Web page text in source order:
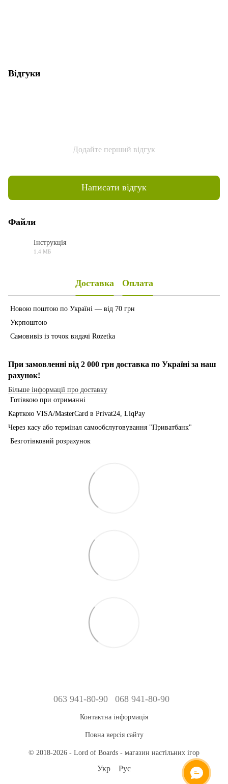
Відгуки
Додайте перший відгук
Написати відгук
Файли
Інструкція
1.4 МБ
Доставка Оплата
Новою поштою по Україні — від 70 грн
Укрпоштою
Самовивіз із точок видачі Rozetka
При замовленні від 2 000 грн доставка по Україні за наш
рахунок!
Більше інформації про доставку
Готівкою при отриманні
Карткою VISA/MasterCard в Рrivat24, LiqPay
Через касу або термінал самообслуговування "Приватбанк"
Безготівковий розрахунок
063 941-80-90 068 941-80-90
Контактна інформація
Повна версія сайту
© 2018-2026 - Lord of Boards - магазин настільних ігор
Укр Рус